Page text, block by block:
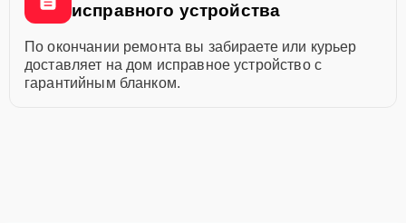
исправного устройства
По окончании ремонта вы забираете или курьер
доставляет на дом исправное устройство с
гарантийным бланком.